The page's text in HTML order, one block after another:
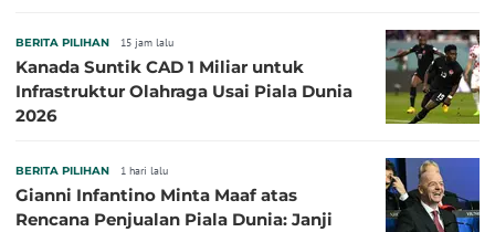
BERITA PILIHAN 15 jam lalu
Kanada Suntik CAD 1 Miliar untuk
Infrastruktur Olahraga Usai Piala Dunia
2026
BERITA PILIHAN 1 hari lalu
Gianni Infantino Minta Maaf atas
Rencana Penjualan Piala Dunia: Janji